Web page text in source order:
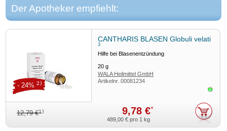
Der Apotheker empfiehlt:
CANTHARIS BLASEN Globuli velati
3
Hilfe bei Blasenentzündung
20g
WALA Heilmittel GmbH
Artikelnr.00081234
12,79 €1) 9,78 €*
- 24% 2)
489,00 € pro 1 kg